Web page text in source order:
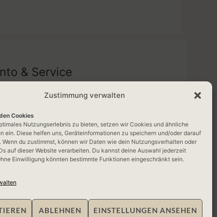
Zustimmung verwalten
Cookies
Nutzungserlebnis zu bieten, setzen wir Cookies und ähnliche
ein. Diese helfen uns, Geräteinformationen zu speichern und/oder darauf
Wenn du zustimmst, können wir Daten wie dein Nutzungsverhalten oder
auf dieser Website verarbeiten. Du kannst deine Auswahl jederzeit
Einwilligung könnten bestimmte Funktionen eingeschränkt sein.
ABLEHNEN EINSTELLUNGEN ANSEHEN
& Service